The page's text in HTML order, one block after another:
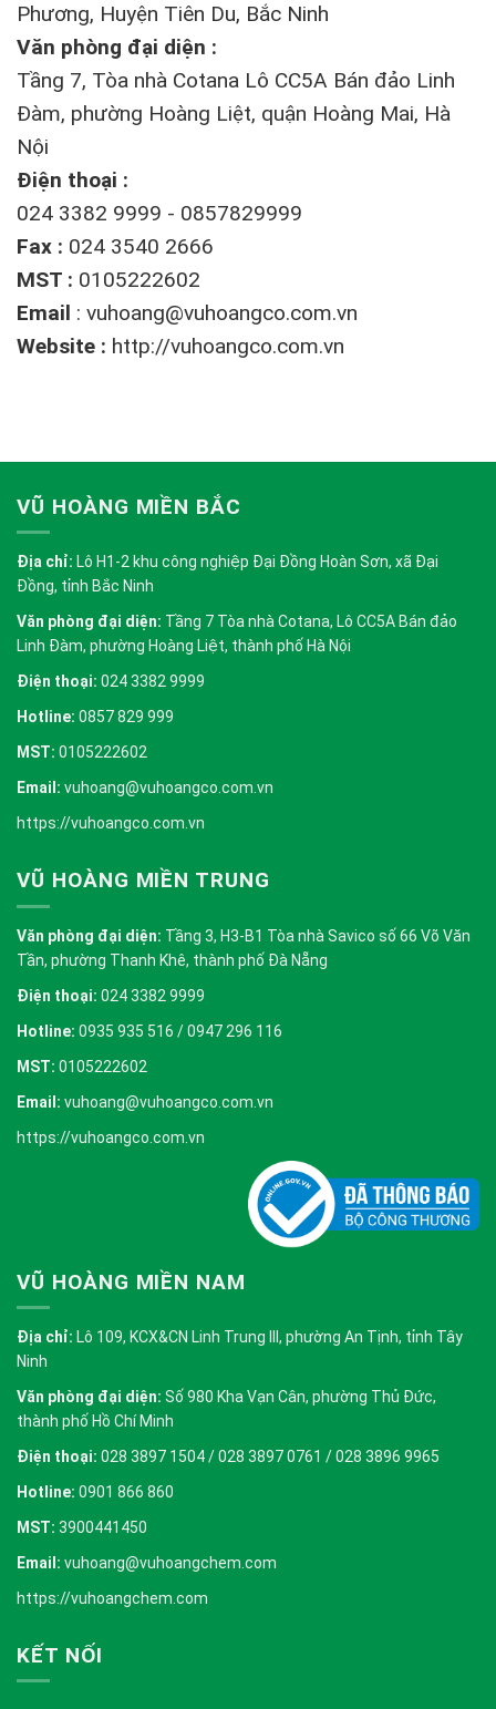
Phương, Huyện Tiên Du, Bắc Ninh
Văn phòng đại diện :
Tầng 7, Tòa nhà Cotana Lô CC5A Bán đảo Linh
Đàm, phường Hoàng Liệt, quận Hoàng Mai, Hà
Nội
Điện thoại :
024 3382 9999 - 0857829999
Fax : 024 3540 2666
MST : 0105222602
Email : vuhoang@vuhoangco.com.vn
Website : http://vuhoangco.com.vn
VŨ HOÀNG MIỀN BẮC
Địa chỉ: Lô H1-2 khu công nghiệp Đại Đồng Hoàn Sơn, xã Đại
Đồng, tỉnh Bắc Ninh
Văn phòng đại diện: Tầng 7 Tòa nhà Cotana, Lô CC5A Bán đảo
Linh Đàm, phường Hoàng Liệt, thành phố Hà Nội
Điện thoại: 024 3382 9999
Hotline: 0857 829 999
MST: 0105222602
Email: vuhoang@vuhoangco.com.vn
https://vuhoangco.com.vn
VŨ HOÀNG MIỀN TRUNG
Văn phòng đại diện: Tầng 3, H3-B1 Tòa nhà Savico số 66 Võ Văn
Tần, phường Thanh Khê, thành phố Đà Nẵng
Điện thoại: 024 3382 9999
Hotline: 0935 935 516 / 0947 296 116
MST: 0105222602
Email: vuhoang@vuhoangco.com.vn
https://vuhoangco.com.vn
VŨ HOÀNG MIỀN NAM
Địa chỉ: Lô 109, KCX&CN Linh Trung III, phường An Tịnh, tỉnh Tây
Ninh
Văn phòng đại diện: Số 980 Kha Vạn Cân, phường Thủ Đức,
thành phố Hồ Chí Minh
Điện thoại: 028 3897 1504 / 028 3897 0761 / 028 3896 9965
Hotline: 0901 866 860
MST: 3900441450
Email: vuhoang@vuhoangchem.com
https://vuhoangchem.com
KẾT NỐI